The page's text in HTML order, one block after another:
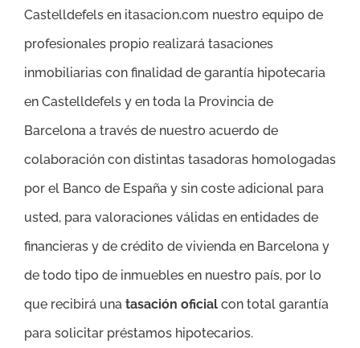
Castelldefels en itasacion.com nuestro equipo de
profesionales propio realizará tasaciones
inmobiliarias con finalidad de garantía hipotecaria
en Castelldefels y en toda la Provincia de
Barcelona a través de nuestro acuerdo de
colaboración con distintas tasadoras homologadas
por el Banco de España y sin coste adicional para
usted, para valoraciones válidas en entidades de
financieras y de crédito de vivienda en Barcelona y
de todo tipo de inmuebles en nuestro país, por lo
que recibirá una tasación oficial con total garantía
para solicitar préstamos hipotecarios.